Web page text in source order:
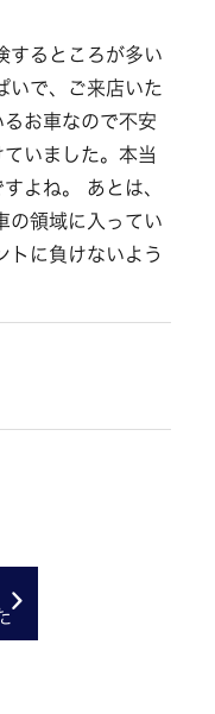
するところが多い
いで、ご来店いた
お車なので不安
いました。本当
よね。 あとは、
の領域に入ってい
トに負けないよう